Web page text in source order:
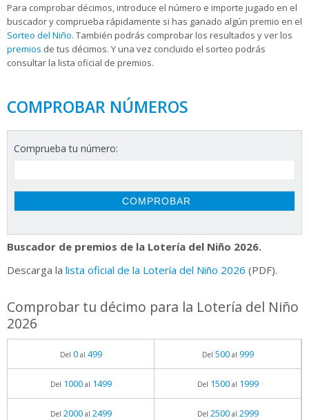
Para comprobar décimos, introduce el número e importe jugado en el
buscador y comprueba rápidamente si has ganado algún premio en el
Sorteo del Niño. También podrás comprobar los resultados y ver los
premios de tus décimos. Y una vez concluido el sorteo podrás
consultar la lista oficial de premios.
COMPROBAR NÚMEROS
Comprueba tu número:
Buscador de premios de la Lotería del Niño 2026.
Descarga la lista oficial de la Lotería del Niño 2026 (PDF).
Comprobar tu décimo para la Lotería del Niño
2026
Del 0al 499 Del 500al 999
Del 1000al 1499 Del 1500al 1999
Del 2000al 2499 Del 2500al 2999